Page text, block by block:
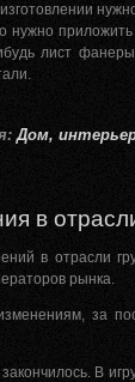
нужно
лист
Дом,
в
в отрасли
рынка.
за
В